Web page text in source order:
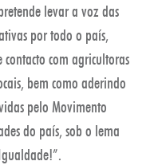
levar a voz das
por todo o país,
com agricultoras
bem como aderindo
pelo Movimento
do país, sob o lema